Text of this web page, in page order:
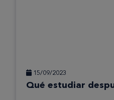
15/09/2023
Qué estudiar